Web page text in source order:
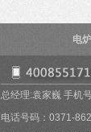
电炉
总经理:袁家巍 手机
电话号码：0371-